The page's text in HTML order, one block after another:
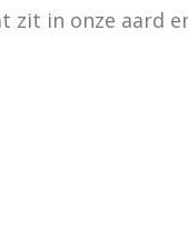
zit in onze aard